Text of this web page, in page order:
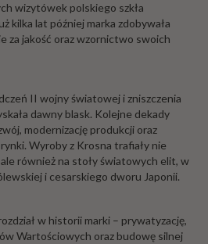
wizytówek polskiego szkła
kilka lat później marka zdobywała
za jakość oraz wzornictwo swoich
II wojny światowej i zniszczenia
dawny blask. Kolejne dekady
modernizację produkcji oraz
Wyroby z Krosna trafiały nie
również na stoły światowych elit, w
i cesarskiego dworu Japonii.
w historii marki – prywatyzację,
Wartościowych oraz budowę silnej